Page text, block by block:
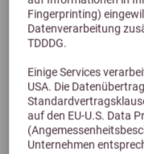
Fingerprinting)
Datenverarbeitung
TDDDG.
Einige Services
USA. Die
auf den EU-U.S. Data
Unternehmen